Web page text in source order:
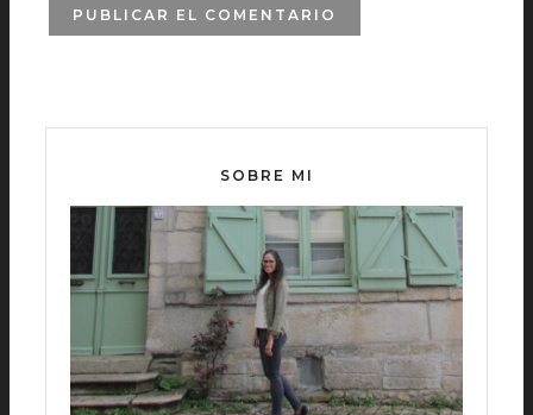
SOBRE MI